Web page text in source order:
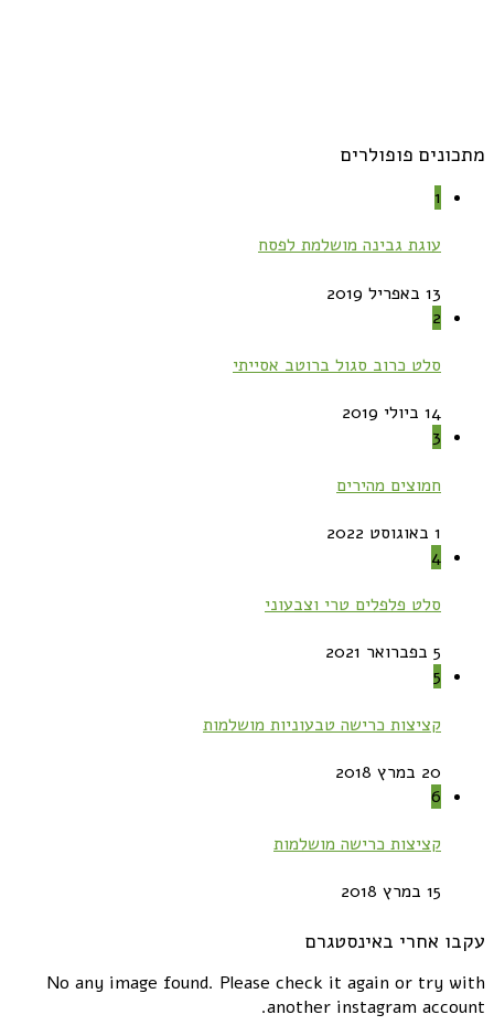
מתכונים פופולרים
1
עוגת גבינה מושלמת לפסח
13 באפריל 2019
2
סלט כרוב סגול ברוטב אסייתי
14 ביולי 2019
3
חמוצים מהירים
1 באוגוסט 2022
4
סלט פלפלים טרי וצבעוני
5 בפברואר 2021
5
קציצות כרישה טבעוניות מושלמות
20 במרץ 2018
6
קציצות כרישה מושלמות
15 במרץ 2018
עקבו אחרי באינסטגרם
No any image found. Please check it again or try with
another instagram account.